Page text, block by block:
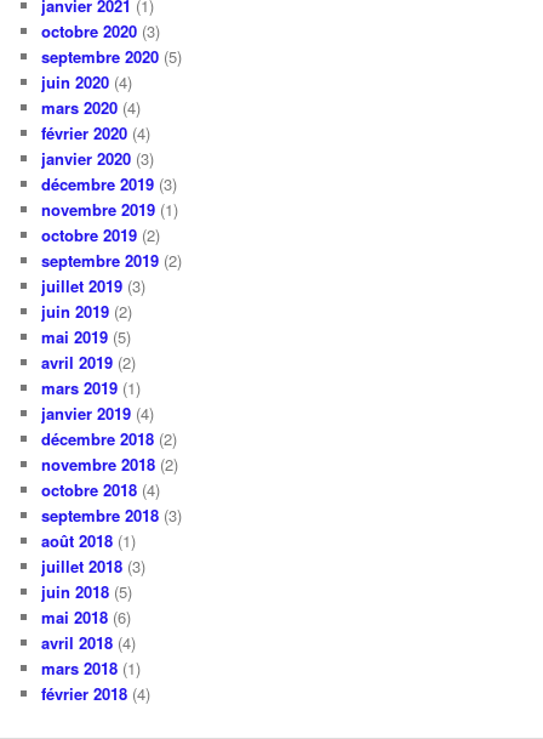
janvier 2021 (1)
octobre 2020 (3)
septembre 2020 (5)
juin 2020 (4)
mars 2020 (4)
février 2020 (4)
janvier 2020 (3)
décembre 2019 (3)
novembre 2019 (1)
octobre 2019 (2)
septembre 2019 (2)
juillet 2019 (3)
juin 2019 (2)
mai 2019 (5)
avril 2019 (2)
mars 2019 (1)
janvier 2019 (4)
décembre 2018 (2)
novembre 2018 (2)
octobre 2018 (4)
septembre 2018 (3)
août 2018 (1)
juillet 2018 (3)
juin 2018 (5)
mai 2018 (6)
avril 2018 (4)
mars 2018 (1)
février 2018 (4)